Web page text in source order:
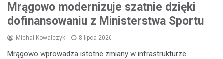
Mrągowo modernizuje szatnie dzięki
dofinansowaniu z Ministerstwa Sportu
Michał Kowalczyk 8 lipca 2026
Mrągowo wprowadza istotne zmiany w infrastrukturze